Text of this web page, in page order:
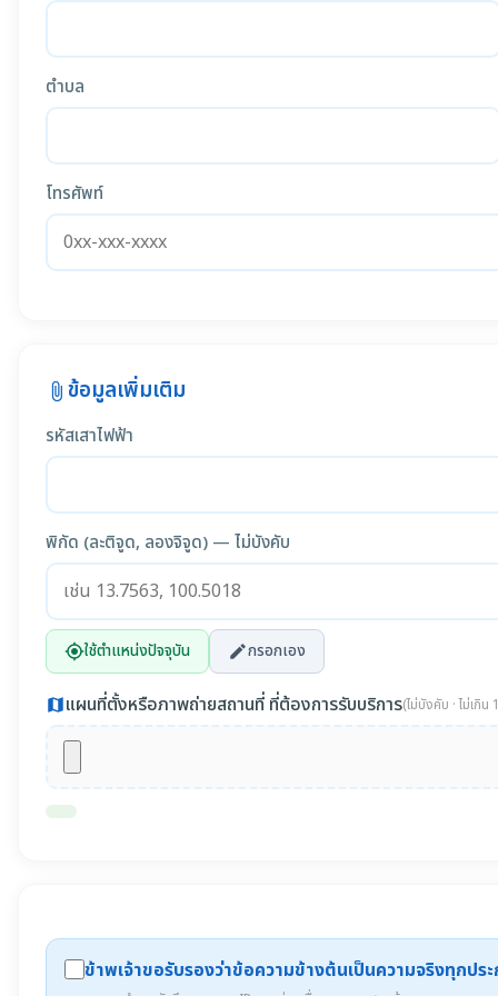
ตำบล
โทรศัพท์
attach_file ข้อมูลเพิ่มเติม
รหัสเสาไฟฟ้า
พิกัด (ละติจูด, ลองจิจูด) — ไม่บังคับ
my_locationใช้ตำแหน่งปัจจุบัน editกรอกเอง
mapแผนที่ตั้งหรือภาพถ่ายสถานที่ ที่ต้องการรับบริการ(ไม่บังคับ · ไม่เกิน
ข้าพเจ้าขอรับรองว่าข้อความข้างต้นเป็นความจริงทุกประ